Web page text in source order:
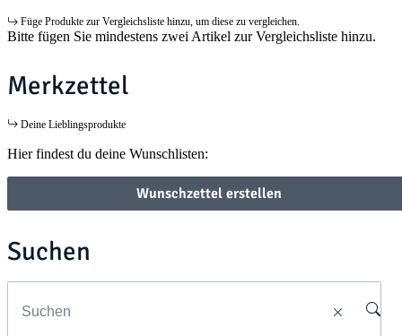
Füge Produkte zur Vergleichsliste hinzu, um diese zu vergleichen.
Bitte fügen Sie mindestens zwei Artikel zur Vergleichsliste hinzu.
Merkzettel
Deine Lieblingsprodukte
Hier findest du deine Wunschlisten:
Wunschzettel erstellen
Suchen